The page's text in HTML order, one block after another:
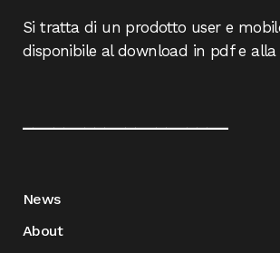
Si tratta di un prodotto user e
disponibile al download in pdf e
News
About